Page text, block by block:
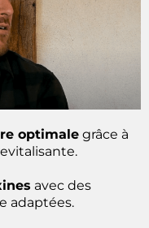
optimale grâce à
avec des
adaptées.